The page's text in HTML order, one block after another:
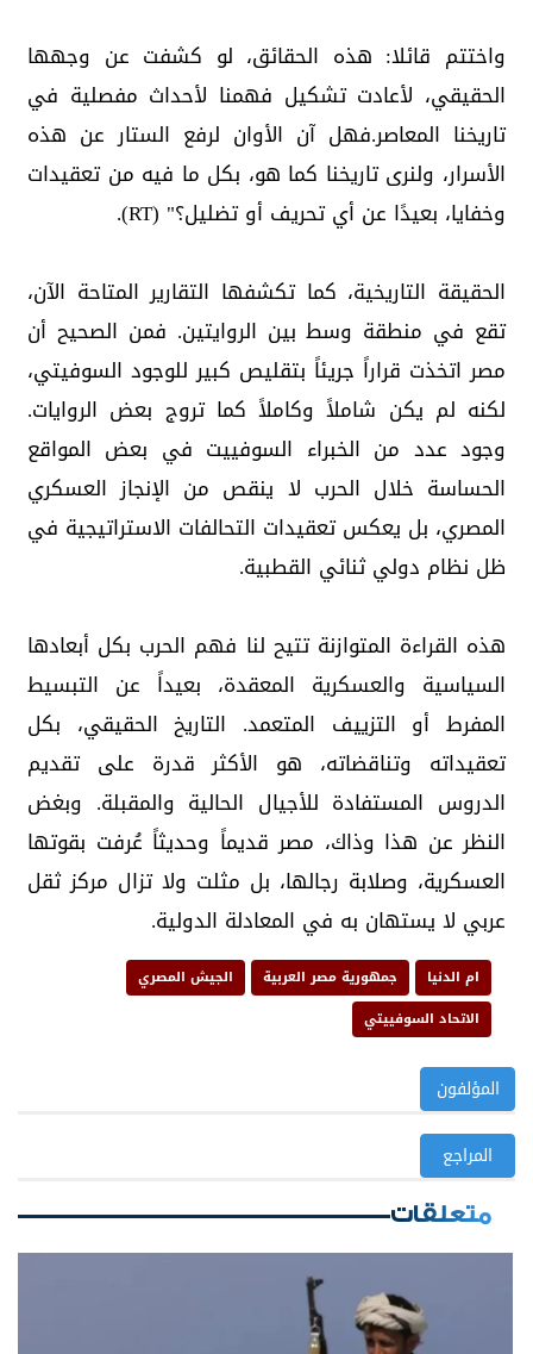
واختتم قائلا: هذه الحقائق، لو كشفت عن وجهها
الحقيقي، لأعادت تشكيل فهمنا لأحداث مفصلية في
تاريخنا المعاصر.فهل آن الأوان لرفع الستار عن هذه
الأسرار، ولنرى تاريخنا كما هو، بكل ما فيه من تعقيدات
وخفايا، بعيدًا عن أي تحريف أو تضليل؟" (RT).
الحقيقة التاريخية، كما تكشفها التقارير المتاحة الآن،
تقع في منطقة وسط بين الروايتين. فمن الصحيح أن
مصر اتخذت قراراً جريئاً بتقليص كبير للوجود السوفيتي،
لكنه لم يكن شاملاً وكاملاً كما تروج بعض الروايات.
وجود عدد من الخبراء السوفييت في بعض المواقع
الحساسة خلال الحرب لا ينقص من الإنجاز العسكري
المصري، بل يعكس تعقيدات التحالفات الاستراتيجية في
ظل نظام دولي ثنائي القطبية.
هذه القراءة المتوازنة تتيح لنا فهم الحرب بكل أبعادها
السياسية والعسكرية المعقدة، بعيداً عن التبسيط
المفرط أو التزييف المتعمد. التاريخ الحقيقي، بكل
تعقيداته وتناقضاته، هو الأكثر قدرة على تقديم
الدروس المستفادة للأجيال الحالية والمقبلة. وبغض
النظر عن هذا وذاك، مصر قديماً وحديثاً عُرفت بقوتها
العسكرية، وصلابة رجالها، بل مثلت ولا تزال مركز ثقل
عربي لا يستهان به في المعادلة الدولية.
ام الدنيا جمهورية مصر العربية
الجيش المصري
الاتحاد السوفييتي
المؤلفون
المراجع
متعلقات